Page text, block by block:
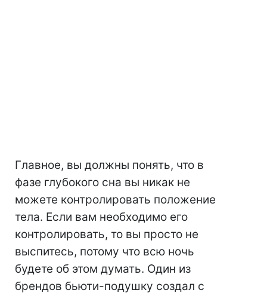
Главное, вы должны понять, что в
фазе глубокого сна вы никак не
можете контролировать положение
тела. Если вам необходимо его
контролировать, то вы просто не
выспитесь, потому что всю ночь
будете об этом думать. Один из
брендов бьюти-подушку создал с